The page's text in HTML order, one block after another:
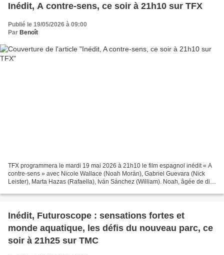
Inédit, A contre-sens, ce soir à 21h10 sur TFX
Publié le 19/05/2026 à 09:00
Par Benoît
TFX programmera le mardi 19 mai 2026 à 21h10 le film espagnol inédit « A
contre-sens » avec Nicole Wallace (Noah Morán), Gabriel Guevara (Nick
Leister), Marta Hazas (Rafaella), Iván Sánchez (William). Noah, âgée de dix-
Inédit, Futuroscope : sensations fortes et
monde aquatique, les défis du nouveau parc, ce
soir à 21h25 sur TMC